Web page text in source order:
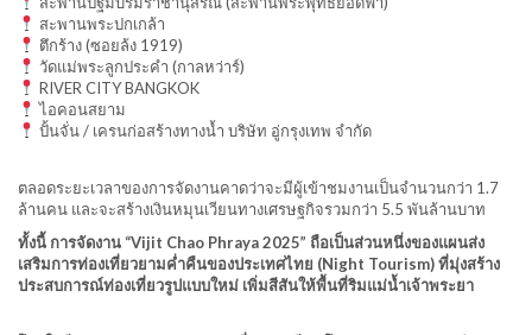
สะพานพระปกเกล้า
ตึกร้าง (ซอยล้ง 1919)
วัดแม่พระลูกประคำ (กาลหว่าร์)
RIVER CITY BANGKOK
ไอคอนสยาม
ปั้นจั่น / เครนก่อสร้างทางน้ำ บริษัท อู่กรุงเทพ จำกัด
ตลอดระยะเวลาของการจัดงานคาดว่าจะมีผู้เข้าชมงานเป็นจำนวนกว่า 1.7
ล้านคน และจะสร้างเงินหมุนเวียนทางเศรษฐกิจรวมกว่า 5.5 พันล้านบาท
ทั้งนี้ การจัดงาน “Vijit Chao Phraya 2025” ถือเป็นส่วนหนึ่งของแผนส่ง
เสริมการท่องเที่ยวยามค่ำคืนของประเทศไทย (Night Tourism) ที่มุ่งสร้าง
ประสบการณ์ท่องเที่ยวรูปแบบใหม่ เพิ่มสีสันให้พื้นที่ริมแม่น้ำเจ้าพระยา